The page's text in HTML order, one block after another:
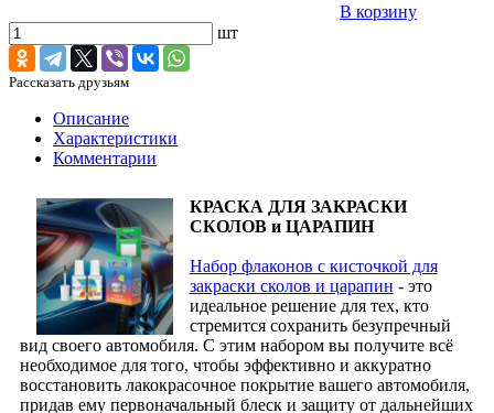
В корзину
шт
Рассказать друзьям
Описание
Характеристики
Комментарии
КРАСКА ДЛЯ ЗАКРАСКИ
СКОЛОВ и ЦАРАПИН
Набор флаконов с кисточкой для
закраски сколов и царапин - это
идеальное решение для тех, кто
стремится сохранить безупречный
вид своего автомобиля. С этим набором вы получите всё
необходимое для того, чтобы эффективно и аккуратно
восстановить лакокрасочное покрытие вашего автомобиля,
придав ему первоначальный блеск и защиту от дальнейших